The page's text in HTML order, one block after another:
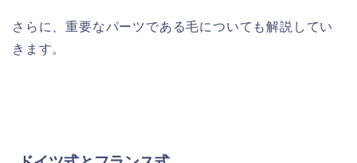
さらに、重要なパーツである毛についても解説してい
きます。